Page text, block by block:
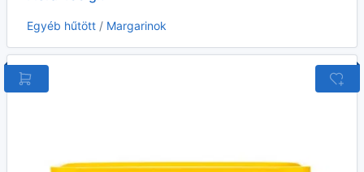
Egyéb hűtött / Margarinok